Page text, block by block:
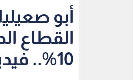
أبو
القطاع
10%.. فيديو